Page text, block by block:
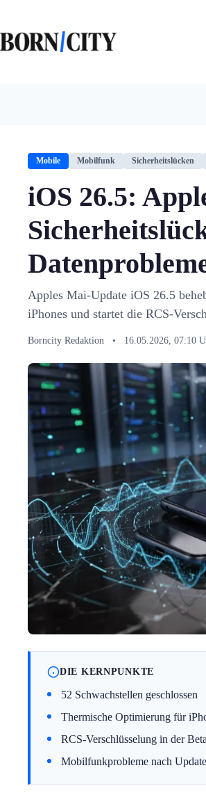
springen
Mobile Mobilfunk Sicherheitslücken
iOS 26.5:
Apples Mai-Update iOS 26.5
iPhones und startet die RCS-
Borncity Redaktion • 16.05.2026, 07:10
DIE KERNPUNKTE
52 Schwachstellen geschlossen
Thermische Optimierung für
RCS-Verschlüsselung in der Beta
Mobilfunkprobleme nach Update